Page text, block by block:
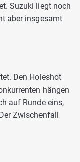
Suzuki liegt noch
aber insgesamt
Den Holeshot
hängen
auf Runde eins,
Zwischenfall